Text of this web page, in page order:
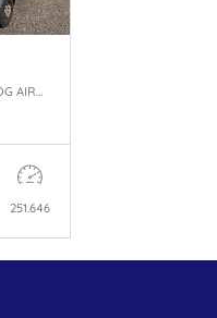
35S12 LANG + HOOG AIRCO
251.646